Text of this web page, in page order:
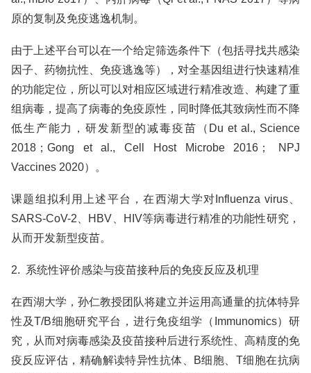
原的复制及免疫逃逸机制。
由于上述平台可以在一个给定筛选条件下（包括寻找共感染
因子、药物抗性、免疫逃逸等），对全基因组进行快速精准
的功能定位，所以可以对相应区域进行精准改造、构建了重
组病毒，提高了病毒的免疫原性，同时降低其致病性而不降
低生产能力，研发新型的减毒疫苗（Du et al., Science
2018；Gong et al., Cell Host Microbe 2016； NPJ
Vaccines 2020）。
课题组拟利用上述平台，在西湖大学对Influenza virus、
SARS-CoV-2、HBV、HIV等病毒进行精准的功能性研究，
从而开发新型疫苗。
2. 系统性评价感染与疫苗接种后的免疫反应及机理
在西湖大学，孙仁教授团队将建立并运用高通量的抗体特异
性及T/B细胞研究平台，进行免疫组学（Immunomics）研
究，从而对病毒感染及疫苗接种后进行系统性、高精度的免
疫反应评估，精确解读特异性抗体、B细胞、T细胞在抗病